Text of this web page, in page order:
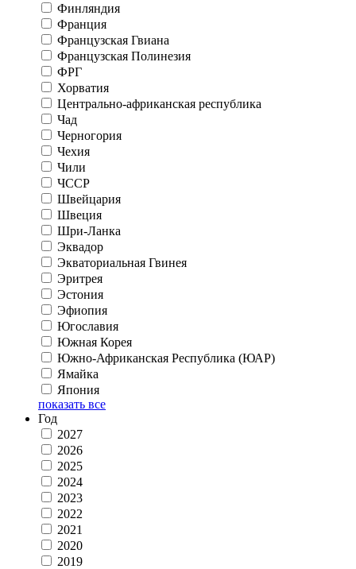
Финляндия
Франция
Французская Гвиана
Французская Полинезия
ФРГ
Хорватия
Центрально-африканская республика
Чад
Черногория
Чехия
Чили
ЧССР
Швейцария
Швеция
Шри-Ланка
Эквадор
Экваториальная Гвинея
Эритрея
Эстония
Эфиопия
Югославия
Южная Корея
Южно-Африканская Республика (ЮАР)
Ямайка
Япония
показать все
Год
2027
2026
2025
2024
2023
2022
2021
2020
2019